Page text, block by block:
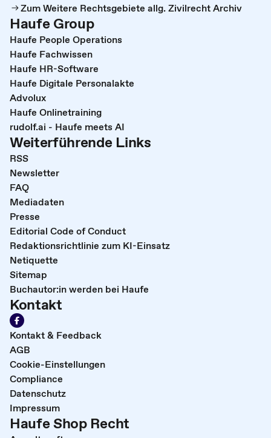
Zum Weitere Rechtsgebiete allg. Zivilrecht Archiv
Haufe Group
Haufe People Operations
Haufe Fachwissen
Haufe HR-Software
Haufe Digitale Personalakte
Advolux
Haufe Onlinetraining
rudolf.ai - Haufe meets AI
Weiterführende Links
RSS
Newsletter
FAQ
Mediadaten
Presse
Editorial Code of Conduct
Redaktionsrichtlinie zum KI-Einsatz
Netiquette
Sitemap
Buchautor:in werden bei Haufe
Kontakt
Kontakt & Feedback
AGB
Cookie-Einstellungen
Compliance
Datenschutz
Impressum
Haufe Shop Recht